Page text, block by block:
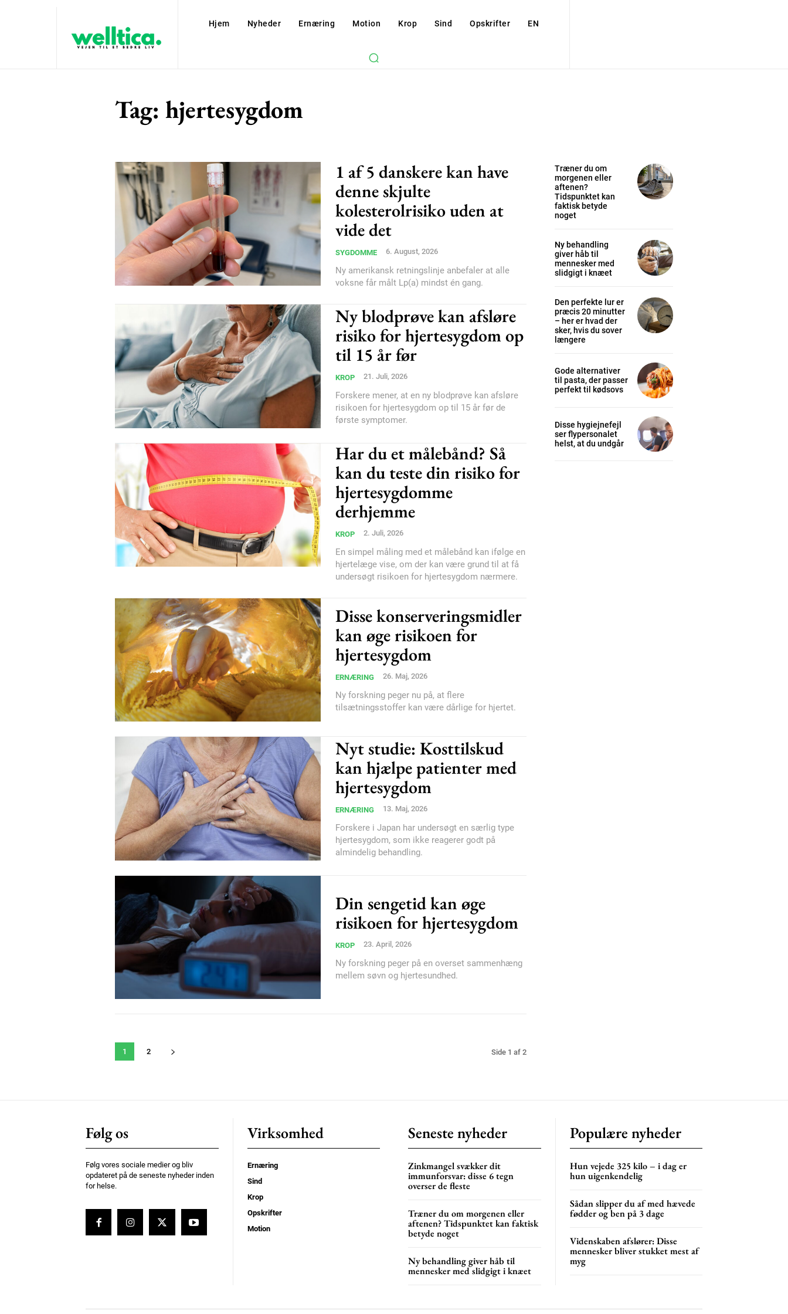
Subscription Plans
Free limited access
Gratis / forever
Etiam est nibh, lobortis sit
Praesent euismod ac
Ut mollis pellentesque tortor
Nullam eu erat condimentum
Donec quis est ac felis
Orci varius natoque dolor
Member full access
Praesent euismod ac
Ut mollis pellentesque tortor
Nullam eu erat condimentum
Hjem Nyheder Ernæring Motion Krop Sind Opskrifter EN
Tag: hjertesygdom
1 af 5 danskere kan have
denne skjulte
kolesterolrisiko uden at
vide det
SYGDOMME 6. August, 2026
Ny amerikansk retningslinje anbefaler at alle
voksne får målt Lp(a) mindst én gang.
Ny blodprøve kan afsløre
risiko for hjertesygdom op
til 15 år før
KROP 21. Juli, 2026
Forskere mener, at en ny blodprøve kan afsløre
risikoen for hjertesygdom op til 15 år før de
første symptomer.
Har du et målebånd? Så
kan du teste din risiko for
hjertesygdomme
derhjemme
KROP 2. Juli, 2026
En simpel måling med et målebånd kan ifølge en
hjertelæge vise, om der kan være grund til at få
undersøgt risikoen for hjertesygdom nærmere.
Disse konserveringsmidler
kan øge risikoen for
hjertesygdom
ERNÆRING 26. Maj, 2026
Ny forskning peger nu på, at flere
tilsætningsstoffer kan være dårlige for hjertet.
Nyt studie: Kosttilskud
kan hjælpe patienter med
hjertesygdom
ERNÆRING 13. Maj, 2026
Forskere i Japan har undersøgt en særlig type
hjertesygdom, som ikke reagerer godt på
almindelig behandling.
Din sengetid kan øge
risikoen for hjertesygdom
KROP 23. April, 2026
Ny forskning peger på en overset sammenhæng
mellem søvn og hjertesundhed.
1 2 Side 1 af 2
Træner du om
morgenen eller
aftenen?
Tidspunktet kan
faktisk betyde
noget
Ny behandling
giver håb til
mennesker med
slidgigt i knæet
Den perfekte lur er
præcis 20 minutter
– her er hvad der
sker, hvis du sover
længere
Gode alternativer
til pasta, der passer
perfekt til kødsovs
Disse hygiejnefejl
ser flypersonalet
helst, at du undgår
Følg os
Følg vores sociale medier og bliv
opdateret på de seneste nyheder inden
for helse.
Virksomhed
Ernæring
Sind
Krop
Opskrifter
Motion
Seneste nyheder
Zinkmangel svækker dit
immunforsvar: disse 6 tegn
overser de fleste
Træner du om morgenen eller
aftenen? Tidspunktet kan faktisk
betyde noget
Ny behandling giver håb til
mennesker med slidgigt i knæet
Populære nyheder
Hun vejede 325 kilo – i dag er
hun uigenkendelig
Sådan slipper du af med hævede
fødder og ben på 3 dage
Videnskaben afslører: Disse
mennesker bliver stukket mest af
myg